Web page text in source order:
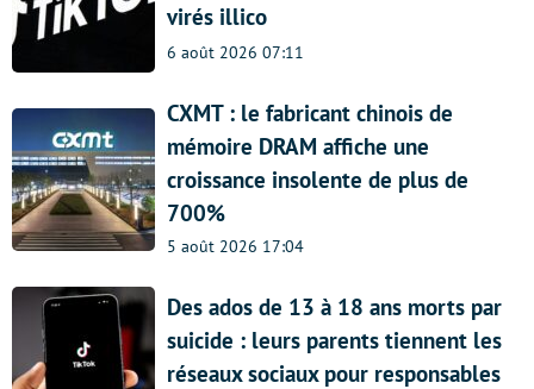
virés illico
6 août 2026 07:11
CXMT : le fabricant chinois de
mémoire DRAM affiche une
croissance insolente de plus de
700%
5 août 2026 17:04
Des ados de 13 à 18 ans morts par
suicide : leurs parents tiennent les
réseaux sociaux pour responsables